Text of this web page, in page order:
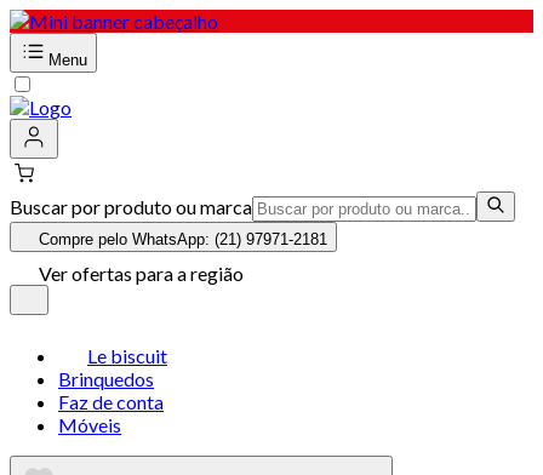
Menu
Buscar por produto ou marca
Compre pelo WhatsApp: (21) 97971-2181
Ver ofertas para a região
Le biscuit
Brinquedos
Faz de conta
Móveis